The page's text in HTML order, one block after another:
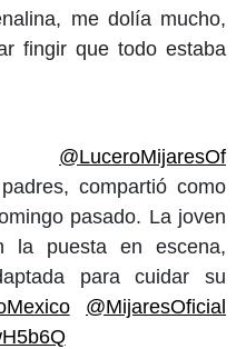
me dolía mucho,
fingir que todo estaba
@LuceroMijaresOf
compartió como
pasado. La joven
la puesta en escena,
para cuidar su
@MijaresOficial